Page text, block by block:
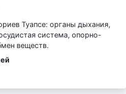
Туапсе: органы дыхания,
система, опорно-
веществ.